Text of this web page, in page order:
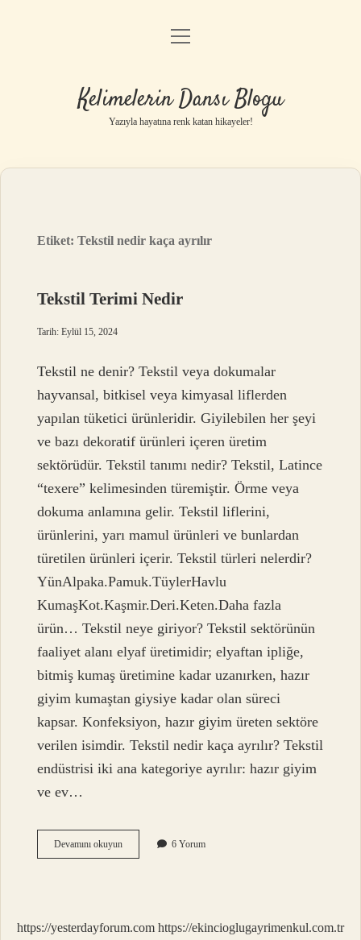
Anasayfa
Yasal Uyarı
menüyü
Kelimelerin Dansı Blogu
Yazıyla hayatına renk katan hikayeler!
Etiket:Tekstil nedir kaça ayrılır
Tekstil Terimi Nedir
Tarih: Eylül 15, 2024
Tekstil ne denir? Tekstil veya dokumalar
hayvansal, bitkisel veya kimyasal liflerden
yapılan tüketici ürünleridir. Giyilebilen her şeyi
ve bazı dekoratif ürünleri içeren üretim
sektörüdür. Tekstil tanımı nedir? Tekstil, Latince
“texere” kelimesinden türemiştir. Örme veya
dokuma anlamına gelir. Tekstil liflerini,
ürünlerini, yarı mamul ürünleri ve bunlardan
türetilen ürünleri içerir. Tekstil türleri nelerdir?
YünAlpaka.Pamuk.TüylerHavlu
KumaşKot.Kaşmir.Deri.Keten.Daha fazla
ürün… Tekstil neye giriyor? Tekstil sektörünün
faaliyet alanı elyaf üretimidir; elyaftan ipliğe,
bitmiş kumaş üretimine kadar uzanırken, hazır
giyim kumaştan giysiye kadar olan süreci
kapsar. Konfeksiyon, hazır giyim üreten sektöre
verilen isimdir. Tekstil nedir kaça ayrılır? Tekstil
endüstrisi iki ana kategoriye ayrılır: hazır giyim
ve ev…
Devamını okuyunTekstil
Terimi
6 Yorum
https://yesterdayforum.com https://ekincioglugayrimenkul.com.tr